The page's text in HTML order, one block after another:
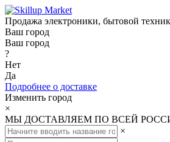
Продажа электроники, бытовой
Ваш город
Ваш город
?
Нет
Да
Подробнее о доставке
Изменить город
×
МЫ ДОСТАВЛЯЕМ ПО ВСЕЙ
×